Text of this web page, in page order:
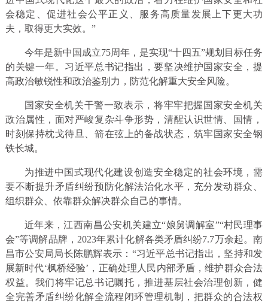
会稳定、促进社会公平正义、服务高质量发展上下更大功
夫，取得更大实效。”
今年是新中国成立75周年，是实现“十四五”规划目标任务
的关键一年。习近平总书记指出，要坚决维护国家安全，提
高政治敏锐性和政治鉴别力，防范化解重大安全风险。
国家安全机关干警一致表示，将牢牢把握国家安全机关
政治属性，面对严峻复杂斗争形势，清醒认识世情、国情，
时刻保持枕戈待旦、箭在弦上的备战状态，筑牢国家安全钢
铁长城。
为推进中国式现代化建设创造安全稳定的社会环境，需
要不断提升矛盾纠纷预防化解法治化水平，充分发动群众、
组织群众、依靠群众解决群众自己的事情。
近年来，江西南昌公安机关建立“娘舅调解室”“村民理事
会”等调解品牌，2023年累计化解各类矛盾纠纷7.7万余起。南
昌市公安局局长陈鹏辉表示：“习近平总书记指出，坚持和发
展新时代‘枫桥经验’，正确处理人民内部矛盾，维护群众合法
权益。我们将牢记总书记嘱托，推进基层社会治理创新，健
全完善矛盾纠纷化解全流程闭环管理机制，把群众的合法权